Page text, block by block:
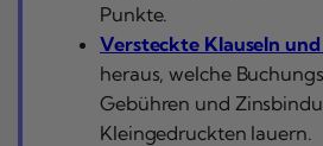
Punkte.
Versteckte Klauseln
heraus, welche
Gebühren und
Kleingedruckten lauern.